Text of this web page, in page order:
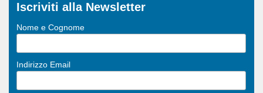
Iscriviti alla Newsletter
Nome e Cognome
Indirizzo Email